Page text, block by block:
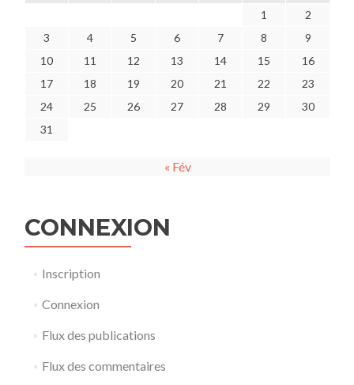
1
2
3
4 5 6 7 8
9
10
11 12 13 14 15
16
17
18 19 20 21 22
23
24
25 26 27 28 29
30
31
« Fév
CONNEXION
Inscription
Connexion
Flux des publications
Flux des commentaires